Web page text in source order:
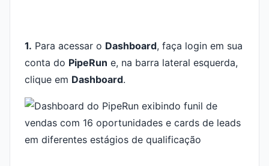
1. Para acessar o Dashboard, faça login em sua
conta do PipeRun e, na barra lateral esquerda,
clique em Dashboard.